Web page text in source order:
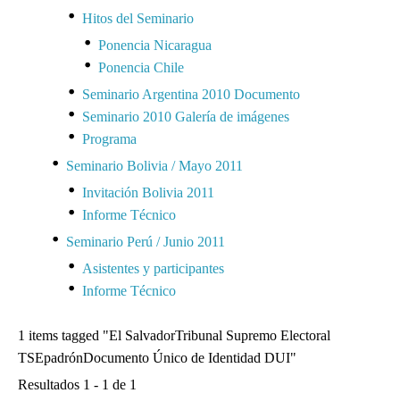
Hitos del Seminario
Ponencia Nicaragua
Ponencia Chile
Seminario Argentina 2010 Documento
Seminario 2010 Galería de imágenes
Programa
Seminario Bolivia / Mayo 2011
Invitación Bolivia 2011
Informe Técnico
Seminario Perú / Junio 2011
Asistentes y participantes
Informe Técnico
1 items tagged "El SalvadorTribunal Supremo Electoral
TSEpadrónDocumento Único de Identidad DUI"
Resultados 1 - 1 de 1